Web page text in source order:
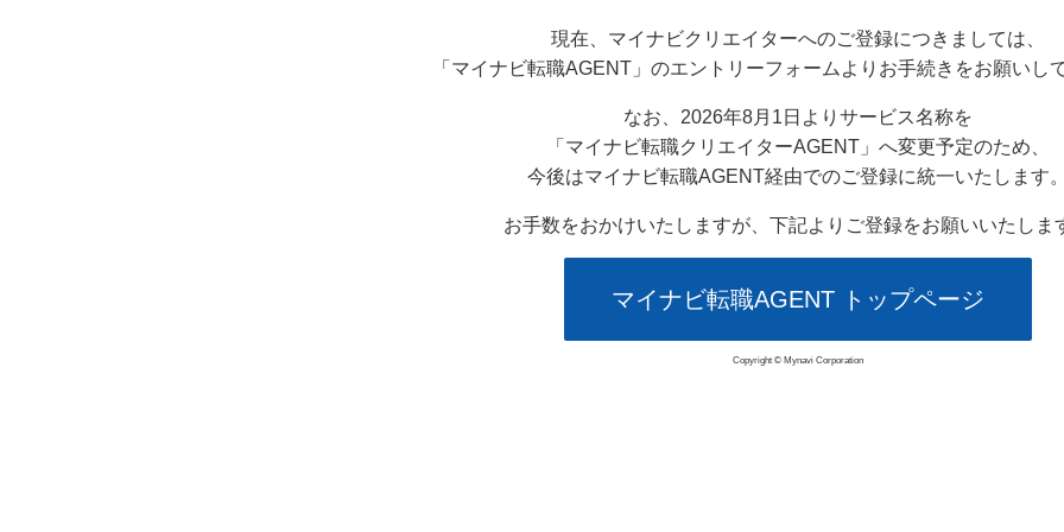
現在、マイナビクリエイターへのご登録につきましては、
「マイナビ転職AGENT」のエントリーフォームよりお手続きをお願いし
なお、2026年8月1日よりサービス名称を
「マイナビ転職クリエイターAGENT」へ変更予定のため、
今後はマイナビ転職AGENT経由でのご登録に統一いたします。
お手数をおかけいたしますが、下記よりご登録をお願いいたしま
マイナビ転職AGENT トップページ
Copyright © Mynavi Corporation